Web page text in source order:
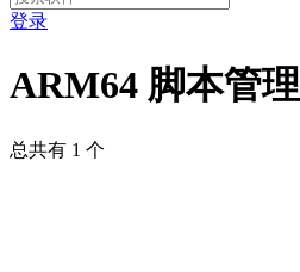
登录
ARM64 脚本管理
总共有 1 个